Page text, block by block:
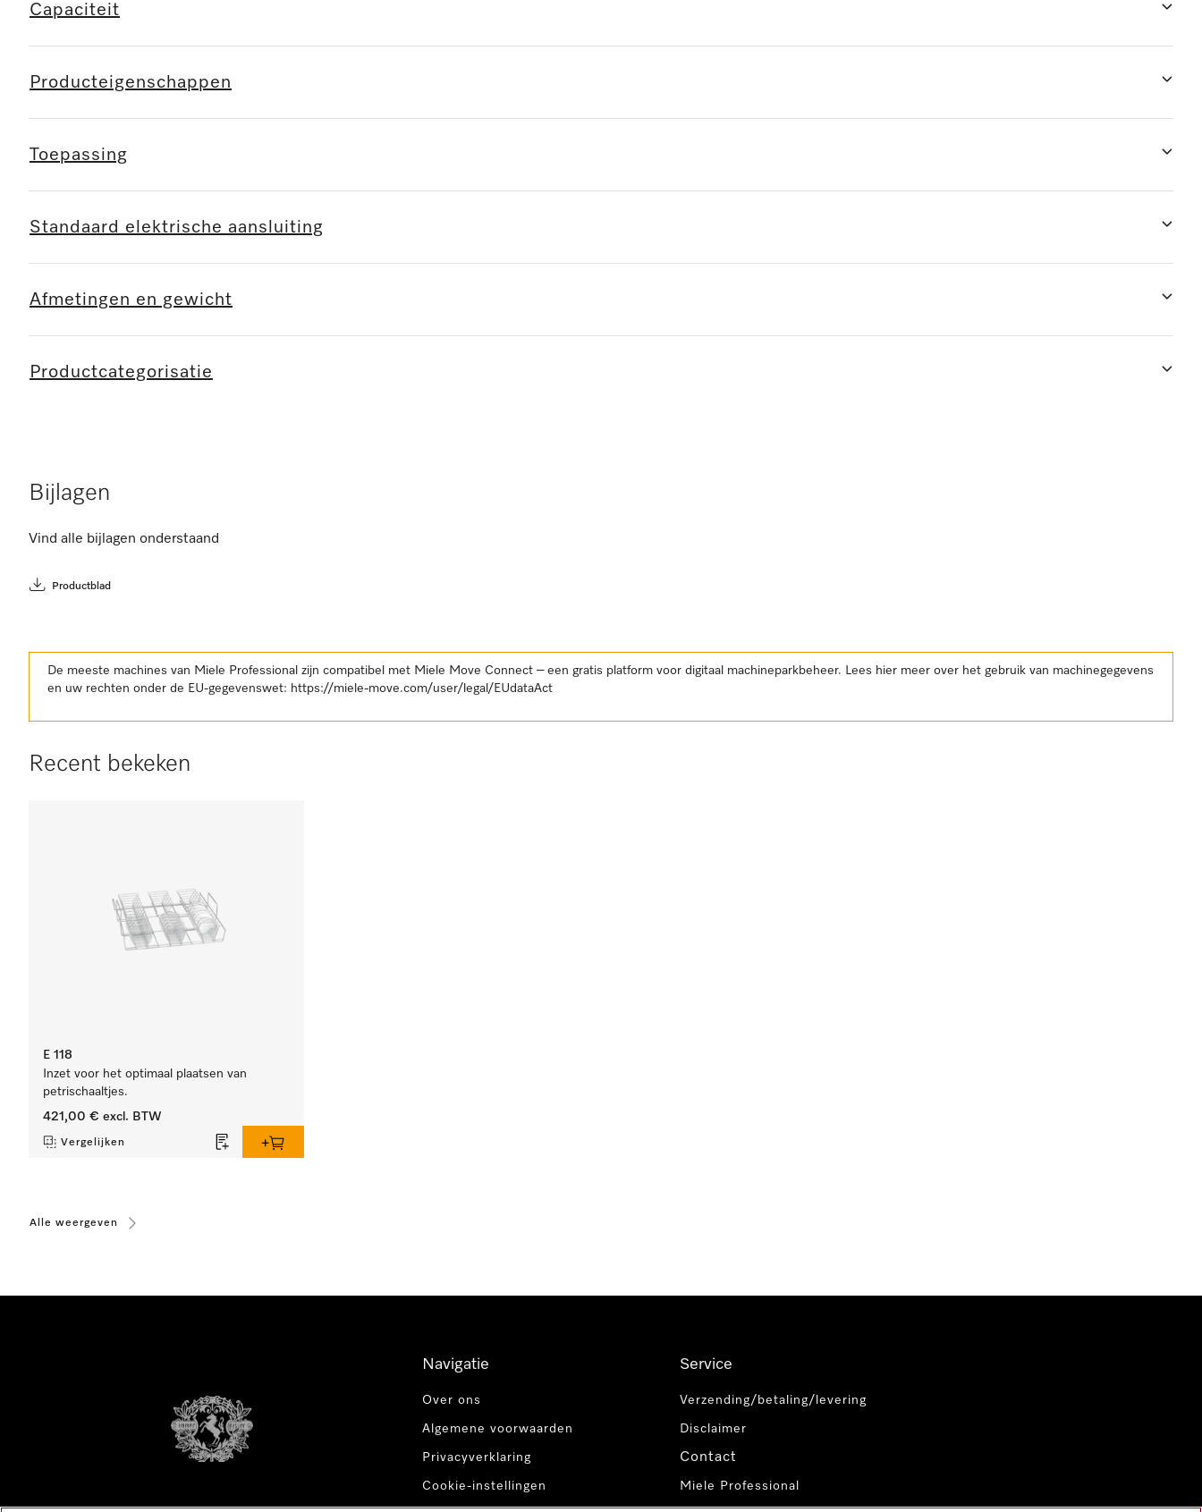
Capaciteit
Producteigenschappen
Toepassing
Standaard elektrische aansluiting
Afmetingen en gewicht
Productcategorisatie
Bijlagen
Vind alle bijlagen onderstaand
Productblad
De meeste machines van Miele Professional zijn compatibel met Miele Move Connect – een gratis platform voor digitaal machineparkbeheer. Lees hier meer over het gebruik van machinegegevens
en uw rechten onder de EU-gegevenswet: https://miele-move.com/user/legal/EUdataAct
Recent bekeken
E 118
Inzet voor het optimaal plaatsen van
petrischaaltjes.
421,00 € excl. BTW
Vergelijken
Alle weergeven
Navigatie
Over ons
Algemene voorwaarden
Privacyverklaring
Cookie-instellingen
Service
Verzending/betaling/levering
Disclaimer
Contact
Miele Professional